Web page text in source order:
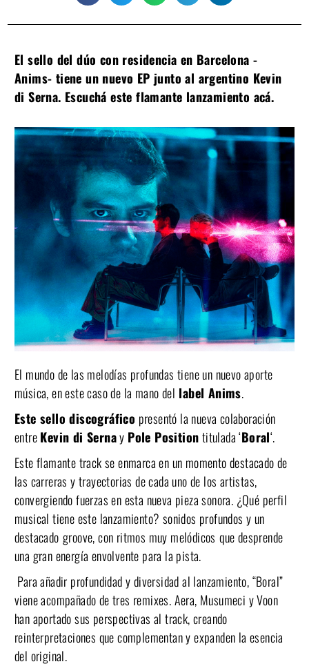
El sello del dúo con residencia en Barcelona -
Anims- tiene un nuevo EP junto al argentino Kevin
di Serna. Escuchá este flamante lanzamiento acá.
El mundo de las melodías profundas tiene un nuevo aporte
música, en este caso de la mano del label Anims.
Este sello discográfico presentó la nueva colaboración
entreKevin di Sernay Pole Positiontitulada ‘Boral‘.
Este flamante track se enmarca en un momento destacado de
las carreras y trayectorias de cada uno de los artistas,
convergiendo fuerzas en esta nueva pieza sonora. ¿Qué perfil
musical tiene este lanzamiento? sonidos profundos y un
destacado groove, con ritmos muy melódicos que desprende
una gran energía envolvente para la pista.
Para añadir profundidad y diversidad al lanzamiento, “Boral”
viene acompañado de tres remixes. Aera, Musumeci y Voon
han aportado sus perspectivas al track, creando
reinterpretaciones que complementan y expanden la esencia
del original.